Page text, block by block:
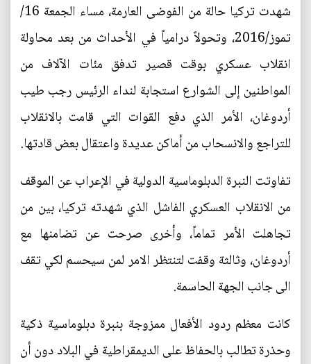
شهدت تركيا حالة من الفوضى العارمة، مساء الجمعة 16/
تموز/2016، وتحولاً درامياً في الأحداث من بعد محاولة
انقلاب عسكري بوقت قصير تدفق مئات الآلاف من
المواطنين إلى الشوارع استجابة لنداء الرئيس رجب طيب
أردوغان، الأمر الذي دفع القوات التي قامت بالانقلاب
للتراجع والانسحاب من أماكن عديدة واعتقال بعض قادتها.
تفاوتت النبرة الدبلوماسية الدولية في الإعراب عن الموقف
من الانقلاب العسكري الفاشل الذي شهدته تركيا، بين من
تجاهلت الأمر تماماً، وأخرى صرحت عن تضامنها مع
أردوغان، وثالثة وقفت لتنتظر الامر لمن سيحسم لكي تقف
الى جانب الجهة الحاسمة.
كانت معظم ردود الأفعال ممزوجة بنبرة دبلوماسية ذكية
وحذرة تطالب بالحفاظ على الديمقراطية في البلاد دون أن